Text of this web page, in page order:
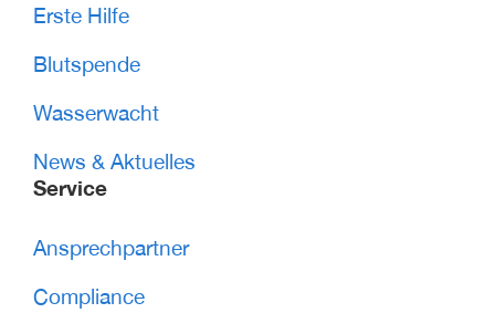
Erste Hilfe
Blutspende
Wasserwacht
News & Aktuelles
Service
Ansprechpartner
Compliance